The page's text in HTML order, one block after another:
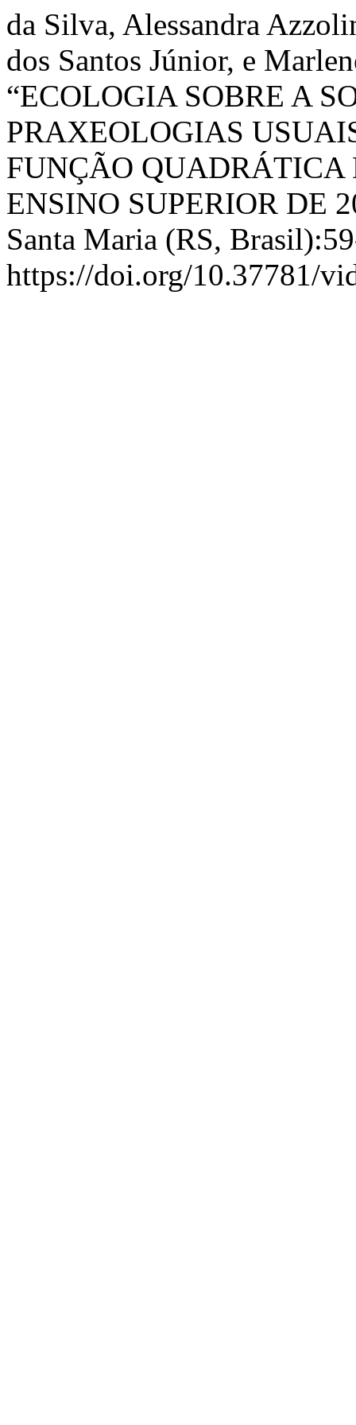
da Silva, Alessandra
dos Santos Júnior, e
“ECOLOGIA SOBRE A
PRAXEOLOGIAS
FUNÇÃO
ENSINO SUPERIOR DE
Santa Maria (RS,
https://doi.org/10.37781/